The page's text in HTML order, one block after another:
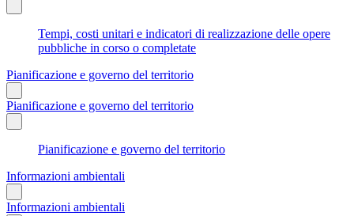
Tempi, costi unitari e indicatori di realizzazione delle opere
pubbliche in corso o completate
Pianificazione e governo del territorio
Pianificazione e governo del territorio
Pianificazione e governo del territorio
Informazioni ambientali
Informazioni ambientali